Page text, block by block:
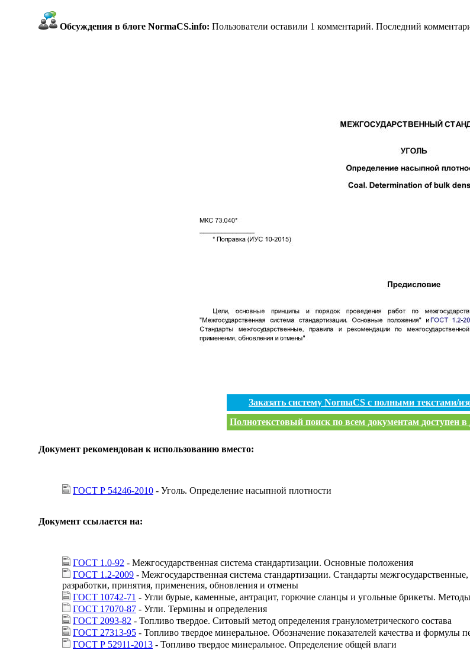
Обсуждения в блоге NormaCS.info: Пользователи оставили 1 комментарий. Последний
Заказать систему NormaCS с полными текстами/
Полнотекстовый поиск по всем документам доступен в
Документ рекомендован к использованию вместо:
ГОСТ Р 54246-2010 - Уголь. Определение насыпной плотности
Документ ссылается на:
ГОСТ 1.0-92 - Межгосударственная система стандартизации. Основные положения
ГОСТ 1.2-2009 - Межгосударственная система стандартизации. Стандарты
разработки, принятия, применения, обновления и отмены
ГОСТ 10742-71 - Угли бурые, каменные, антрацит, горючие сланцы и угольные брикеты.
ГОСТ 17070-87 - Угли. Термины и определения
ГОСТ 2093-82 - Топливо твердое. Ситовый метод определения гранулометрического состава
ГОСТ 27313-95 - Топливо твердое минеральное. Обозначение показателей качества и формулы
ГОСТ Р 52911-2013 - Топливо твердое минеральное. Определение общей влаги